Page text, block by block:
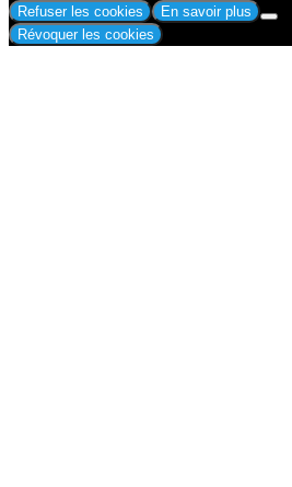
Refuser les cookies
En savoir plus
Révoquer les cookies